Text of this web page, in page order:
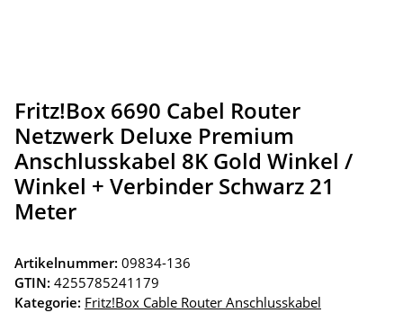
Fritz!Box 6690 Cabel Router
Netzwerk Deluxe Premium
Anschlusskabel 8K Gold Winkel /
Winkel + Verbinder Schwarz 21
Meter
Artikelnummer: 09834-136
GTIN: 4255785241179
Kategorie: Fritz!Box Cable Router Anschlusskabel